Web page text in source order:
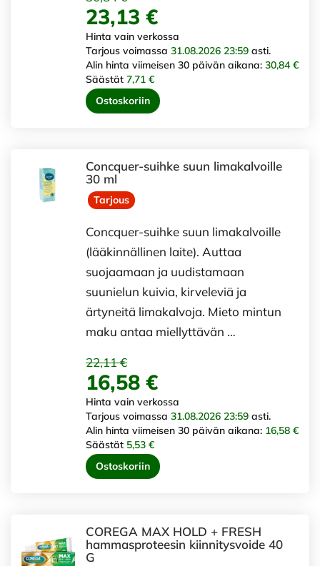
23,13 €
Hinta vain verkossa
Tarjous voimassa 31.08.2026 23:59 asti.
Alin hinta viimeisen 30 päivän aikana: 30,84 €
Säästät 7,71 €
Ostoskoriin
Concquer-suihke suun limakalvoille
30 ml
Tarjous
Concquer-suihke suun limakalvoille
(lääkinnällinen laite). Auttaa
suojaamaan ja uudistamaan
suunielun kuivia, kirveleviä ja
ärtyneitä limakalvoja. Mieto mintun
maku antaa miellyttävän …
22,11 €
16,58 €
Hinta vain verkossa
Tarjous voimassa 31.08.2026 23:59 asti.
Alin hinta viimeisen 30 päivän aikana: 16,58 €
Säästät 5,53 €
Ostoskoriin
COREGA MAX HOLD + FRESH
hammasproteesin kiinnitysvoide 40
G